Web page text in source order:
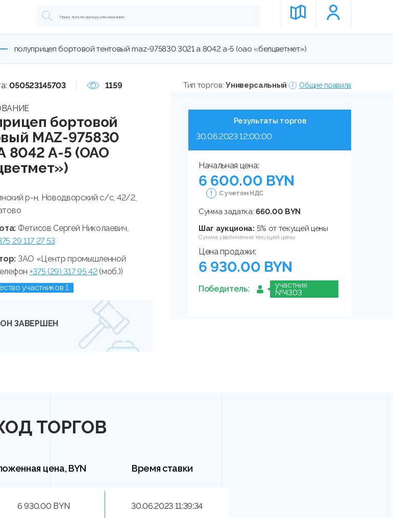
полуприцеп бортовой тентовый maz-975830 3021 а 8042 а-5 (оао «белцветмет»)
050523145703 1159
бортовой
MAZ-975830
8042 А-5 (ОАО
р-н, Новодворский с/с, 42/2,
Фетисов Сергей Николаевич,
29 117 27 53
ЗАО «Центр промышленной
+375 (29) 317 95 42(моб.))
участников 1
ЗАВЕРШЕН
Тип торгов:Универсальный Общие правила
Результаты торгов
30.06.2023 12:00:00
Начальная цена:
6 600.00 BYN
С учетом НДС
Сумма задатка:660.00 BYN
Шаг аукциона: 5% от текущей цены
Сумма увеличения текущей цены
Цена продажи:
6 930.00 BYN
Победитель:
участник
№4303
ТОРГОВ
цена, BYN Время ставки
6 930.00 BYN 30.06.2023 11:39:34